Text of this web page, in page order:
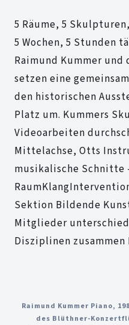
5 Räume, 5
5 Wochen, 5 Stunden
Raimund Kummer
setzen eine
den historischen
Platz um. Kummers
Videoarbeiten
Mittelachse, Otts
musikalische Schnitte
Sektion Bildende
Mitglieder
Disziplinen
Raimund Kummer Piano,
des Blüthner-